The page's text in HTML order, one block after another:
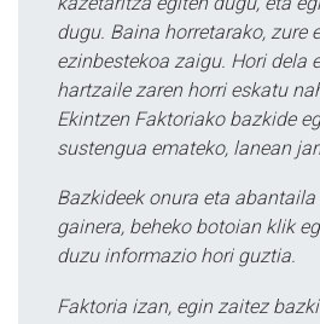
dugu. Baina horretarako, zure
ezinbestekoa zaigu. Hori dela
hartzaile zaren horri eskatu
Ekintzen Faktoriako bazkide
sustengua emateko, lanean
Bazkideek onura eta
gainera, beheko botoian klik
duzu informazio hori guztia.
Faktoria izan, egin zaitez